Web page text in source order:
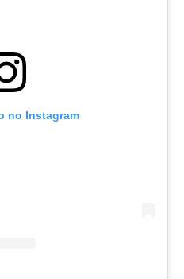
no Instagram